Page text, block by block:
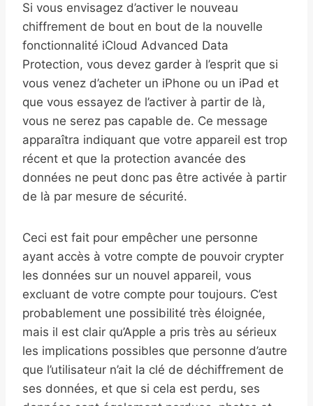
Si vous envisagez d’activer le nouveau
chiffrement de bout en bout de la nouvelle
fonctionnalité iCloud Advanced Data
Protection, vous devez garder à l’esprit que si
vous venez d’acheter un iPhone ou un iPad et
que vous essayez de l’activer à partir de là,
vous ne serez pas capable de. Ce message
apparaîtra indiquant que votre appareil est trop
récent et que la protection avancée des
données ne peut donc pas être activée à partir
de là par mesure de sécurité.
Ceci est fait pour empêcher une personne
ayant accès à votre compte de pouvoir crypter
les données sur un nouvel appareil, vous
excluant de votre compte pour toujours. C’est
probablement une possibilité très éloignée,
mais il est clair qu’Apple a pris très au sérieux
les implications possibles que personne d’autre
que l’utilisateur n’ait la clé de déchiffrement de
ses données, et que si cela est perdu, ses